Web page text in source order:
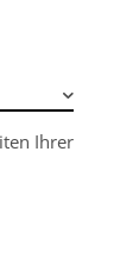
Ihrer